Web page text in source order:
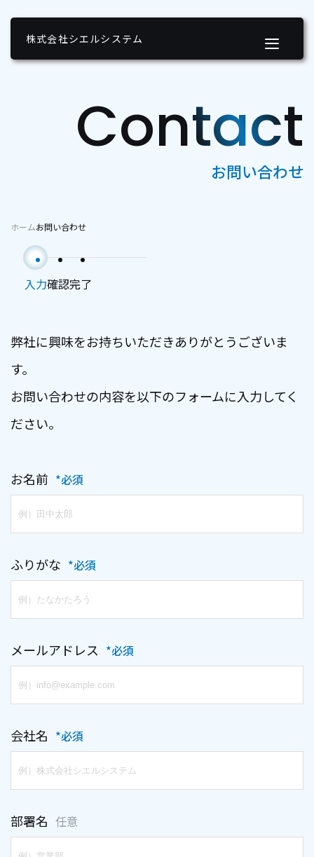
株式会社シエルシステム
Contact
お問い合わせ
ホームお問い合わせ
入力確認完了
弊社に興味をお持ちいただきありがとうございま
す。
お問い合わせの内容を以下のフォームに入力してく
ださい。
お名前 *必須
ふりがな *必須
メールアドレス *必須
会社名 *必須
部署名 任意